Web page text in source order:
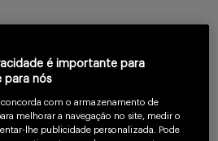
lendo
que você é
da
é importante para
para nós
com o armazenamento de
melhorar a navegação no site, medir o
lhe publicidade personalizada. Pode